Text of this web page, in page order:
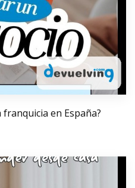
en España?